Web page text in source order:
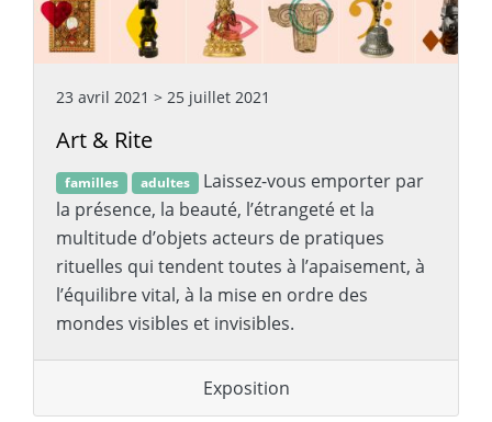
23 avril 2021 > 25 juillet 2021
Art & Rite
familles adultes
Laissez-vous emporter par
la présence, la beauté, l’étrangeté et la
multitude d’objets acteurs de pratiques
rituelles qui tendent toutes à l’apaisement, à
l’équilibre vital, à la mise en ordre des
mondes visibles et invisibles.
Exposition